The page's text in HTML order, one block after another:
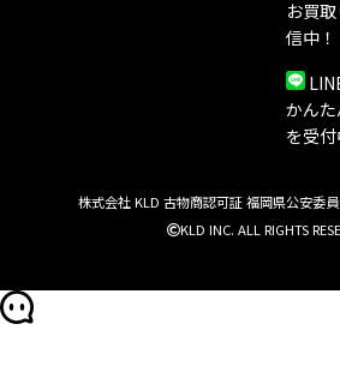
お買
信中！
かん
を受付
株式会社 KLD 古物商認可証 福岡県公安委
KLD INC. ALL RIGHTS